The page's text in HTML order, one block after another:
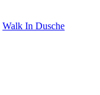
Walk In Dusche